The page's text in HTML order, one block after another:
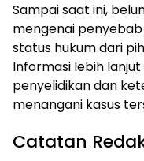
Sampai saat ini,
mengenai
status hukum dari
Informasi lebih
penyelidikan dan
menangani kasus
Catatan